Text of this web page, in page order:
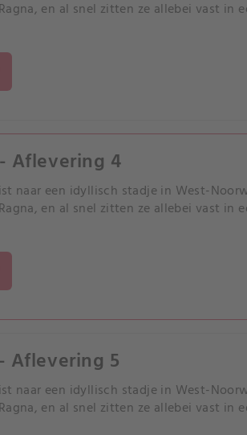
en al snel zitten ze allebei vast in
Aflevering 4
naar een idyllisch stadje in West-
en al snel zitten ze allebei vast in
Aflevering 5
naar een idyllisch stadje in West-
en al snel zitten ze allebei vast in